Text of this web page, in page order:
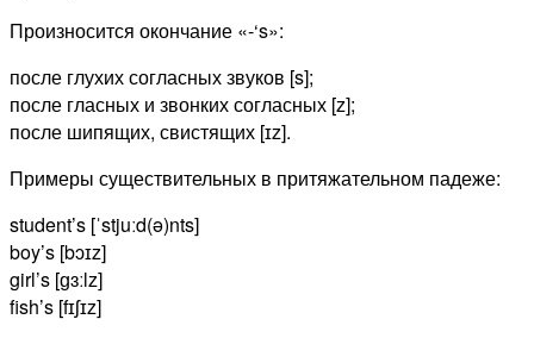
Произносится окончание «-‘s»:
после глухих согласных звуков [s];
после гласных и звонких согласных [z];
после шипящих, свистящих [ɪz].
Примеры существительных в притяжательном падеже:
student’s [ˈstjuːd(ə)nts]
boy’s [bɔɪz]
girl’s [ɡɜːlz]
fish’s [fɪʃɪz]